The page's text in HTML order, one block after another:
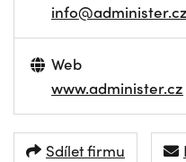
info@administer.cz
Web
www.administer.cz
Sdílet firmu